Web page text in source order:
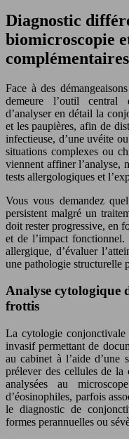
Diagnostic
biomicroscopie
complémentaires
Face à des
demeure l’outil
d’analyser en détail la
et les paupières, afin de
infectieuse, d’une uvéite
situations complexes ou
viennent affiner l’analyse,
tests allergologiques et
Vous vous demandez
persistent malgré un
doit rester progressive, en
et de l’impact
allergique, d’évaluer
une pathologie structurelle
Analyse cytologique
frottis
La cytologie
invasif permettant de
au cabinet à l’aide d’une
prélever des cellules de la
analysées au
d’éosinophiles, parfois
le diagnostic de
formes perannuelles ou